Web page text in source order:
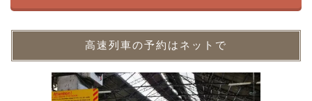
高速列車の予約はネットで